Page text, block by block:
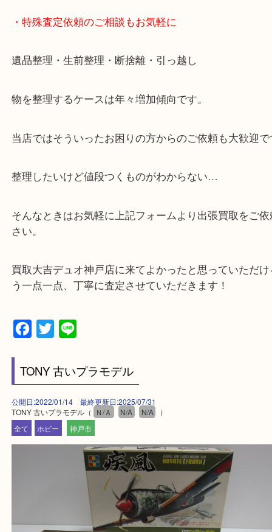
※元旦・毎月第三水曜は除く
・全国1000店舗以上で展開してるからスケールメ
広く鑑定が可能！
・店舗販売していないのでいつでも安定した高相場
・特殊査定依頼のご相談もお気軽に
遺品整理・生前整理・断捨離・引っ越し
物を整理するケースは年々増加傾向です。
当店ではそういったお困りの方からのご依頼も大
整理したいけど値段つくものがわからない…
そんなときはお気軽に上記フォームより出張買取を
買取大吉デュオ神戸店に来てよかったと思ってい
う一点一点、丁寧に査定させていただきます！